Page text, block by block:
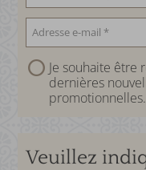
Je souhaite être
dernières
promotionnelles.
Veuillez